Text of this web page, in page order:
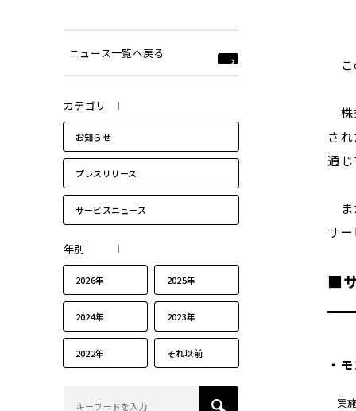
ニュース一覧へ戻る
カテゴリ
お知らせ
プレスリリース
サービスニュース
年別
2026年 2025年
2024年 2023年
2022年 それ以前
こ
株
さ
通
ま
サ
■
・
実